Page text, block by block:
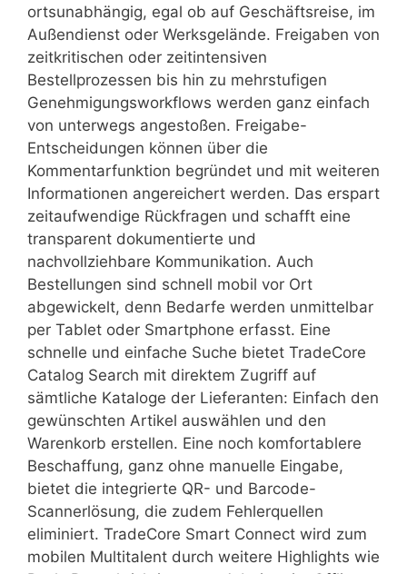
ortsunabhängig, egal ob auf Geschäftsreise, im
Außendienst oder Werksgelände. Freigaben von
zeitkritischen oder zeitintensiven
Bestellprozessen bis hin zu mehrstufigen
Genehmigungsworkflows werden ganz einfach
von unterwegs angestoßen. Freigabe-
Entscheidungen können über die
Kommentarfunktion begründet und mit weiteren
Informationen angereichert werden. Das erspart
zeitaufwendige Rückfragen und schafft eine
transparent dokumentierte und
nachvollziehbare Kommunikation. Auch
Bestellungen sind schnell mobil vor Ort
abgewickelt, denn Bedarfe werden unmittelbar
per Tablet oder Smartphone erfasst. Eine
schnelle und einfache Suche bietet TradeCore
Catalog Search mit direktem Zugriff auf
sämtliche Kataloge der Lieferanten: Einfach den
gewünschten Artikel auswählen und den
Warenkorb erstellen. Eine noch komfortablere
Beschaffung, ganz ohne manuelle Eingabe,
bietet die integrierte QR- und Barcode-
Scannerlösung, die zudem Fehlerquellen
eliminiert. TradeCore Smart Connect wird zum
mobilen Multitalent durch weitere Highlights wie